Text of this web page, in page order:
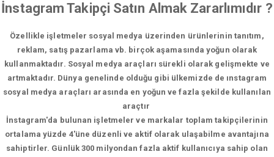
İnstagram Takipçi Satın Almak Zararlımıdır ?
Özellikle işletmeler sosyal medya üzerinden ürünlerinin tanıtım,
reklam, satış pazarlama vb. birçok aşamasında yoğun olarak
kullanmaktadır. Sosyal medya araçları sürekli olarak gelişmekte ve
artmaktadır. Dünya genelinde olduğu gibi ülkemizde de ınstagram
sosyal medya araçları arasında en yoğun ve fazla şekilde kullanılan
araçtır
İnstagram'da bulunan işletmeler ve markalar toplam takipçilerinin
ortalama yüzde 4'üne düzenli ve aktif olarak ulaşabilme avantajına
sahiptirler. Günlük 300 milyondan fazla aktif kullanıcıya sahip olan